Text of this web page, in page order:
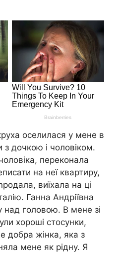
оселилася у мене в
дочкою і чоловіком.
переконала
на неї квартиру,
виїхала на ці
Ганна Андріївна
над головою. В мене зі
хороші стосунки,
добра жінка, яка з
мене як рідну. Я